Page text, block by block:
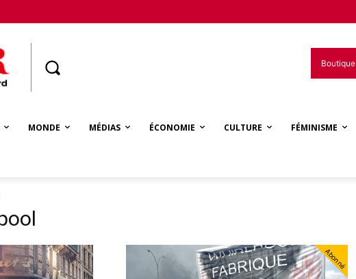
Boutique
MONDE MÉDIAS ÉCONOMIE CULTURE FÉMINISME
Abonné